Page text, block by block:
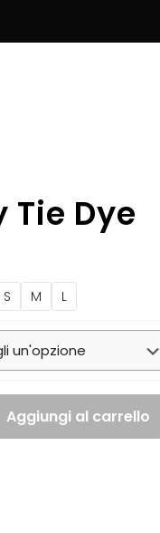
Tie Dye
S M L
Aggiungi al carrello